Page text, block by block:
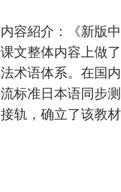
内容紹介：《新版
课文整体内容上做
法术语体系。在国
流标准日本语同步
接轨，确立了该教